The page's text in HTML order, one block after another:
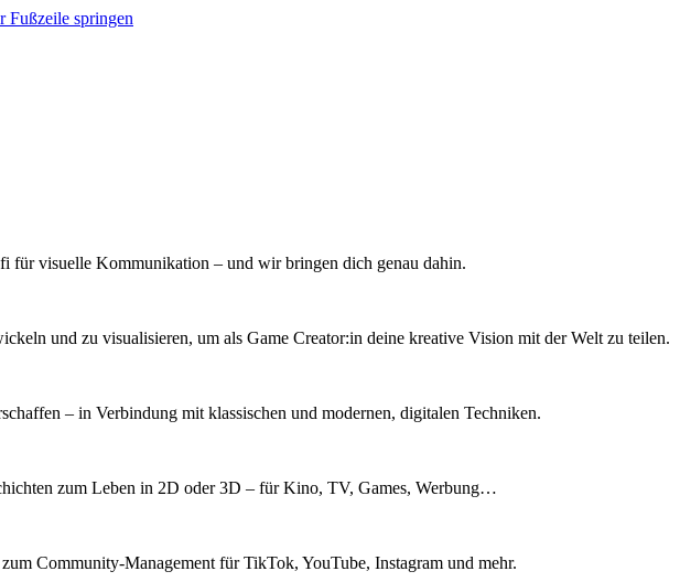
Fußzeile springen
für visuelle Kommunikation – und wir bringen dich genau dahin.
und zu visualisieren, um als Game Creator:in deine kreative Vision mit der Welt zu teilen.
– in Verbindung mit klassischen und modernen, digitalen Techniken.
zum Leben in 2D oder 3D – für Kino, TV, Games, Werbung…
Community-Management für TikTok, YouTube, Instagram und mehr.